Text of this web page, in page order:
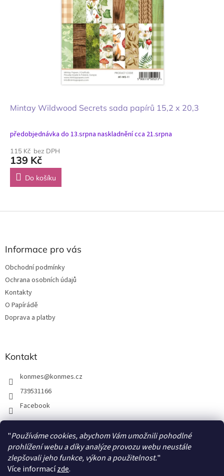
"Používáme cookies, abychom Vám umožnili pohodlné
prohlížení webu a díky analýze provozu webu neustále
zlepšovali jeho funkce, výkon a použitelnost."
Více informacízde.
Mintay Wildwood Secrets sada papírů 15,2 x 20,3
předobjednávka do 13.srpna naskladnění cca 21.srpna
115 Kč bez DPH
139 Kč
Do košíku
Z
Informace pro vás
Obchodní podmínky
Ochrana osobních údajů
Kontakty
O Papírádě
Doprava a platby
Kontakt
konmes@konmes.cz
739531166
Facebook
Facebook